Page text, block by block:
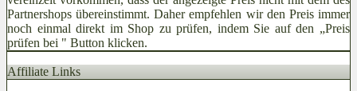
Partnershops übereinstimmt. Daher empfehlen wir den Preis immer
noch einmal direkt im Shop zu prüfen, indem Sie auf den „Preis
prüfen bei " Button klicken.
Affiliate Links